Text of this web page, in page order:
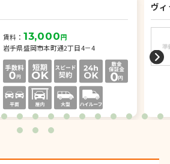
賃料： 13,000円
岩手県盛岡市本町通2丁目4－4
ヴ